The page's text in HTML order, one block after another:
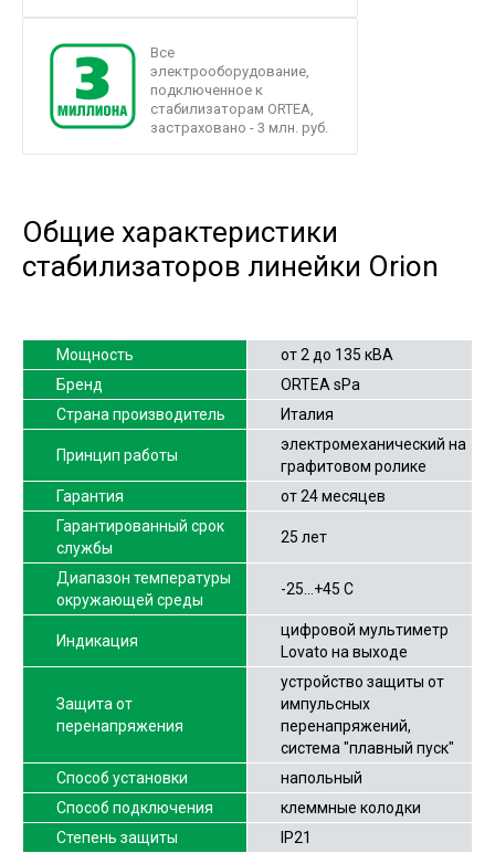
Все
электрооборудование,
подключенное к
стабилизаторам ORTEA,
застраховано - 3 млн. руб.
Общие характеристики
стабилизаторов линейки Orion
Мощность
от 2 до 135 кВА
Бренд
ORTEA sPa
Страна производитель
Италия
Принцип работы
электромеханический на
графитовом ролике
Гарантия
от 24 месяцев
Гарантированный срок
службы
25 лет
Диапазон температуры
окружающей среды
-25…+45 С
Индикация
цифровой мультиметр
Lovato на выходе
Защита от
перенапряжения
устройство защиты от
импульсных
перенапряжений,
система "плавный пуск"
Способ установки
напольный
Способ подключения
клеммные колодки
Степень защиты
IP21